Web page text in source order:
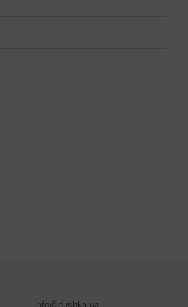
info@dushka.ua